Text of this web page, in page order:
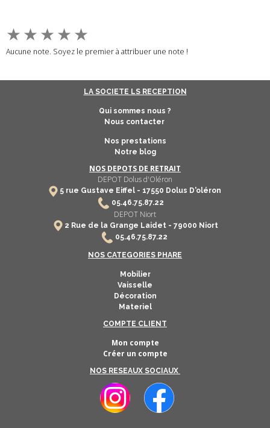
★★★★★
Aucune note. Soyez le premier à attribuer une note !
LA SOCIETE LS RECEPTION
Qui sommes nous ?
Nous contacter
Nos prestations
Notre blog
NOS DEPOTS DE RETRAIT
DEPOT Dolus d'Oléron
5 rue Gustave Eiffel - 17550 Dolus D'oléron
05.46.75.87.22
DEPOT Niort
2 Rue de la Grange Laidet - 79000 Niort
05.46.75.87.22
NOS CATEGORIES PHARE
Mobilier
Vaisselle
Décoration
Materiel
COMPTE CLIENT
Mon compte
Créer un compte
NOS RESEAUX SOCIAUX